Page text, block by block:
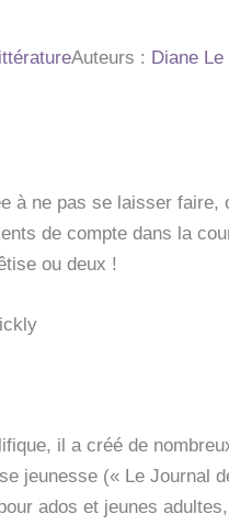
Auteurs : Diane
à ne pas se laisser faire,
de compte dans la
ou deux !
il a créé de
jeunesse (« Le Journal
ados et jeunes